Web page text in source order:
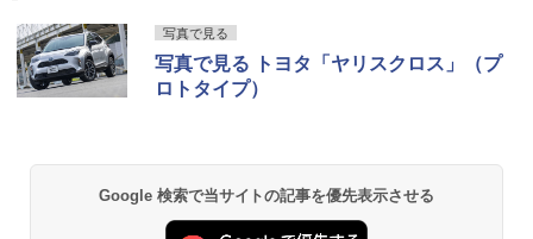
写真で見る
写真で見る トヨタ「ヤリスクロス」（プ
ロトタイプ）
Google 検索で当サイトの記事を優先表示させる